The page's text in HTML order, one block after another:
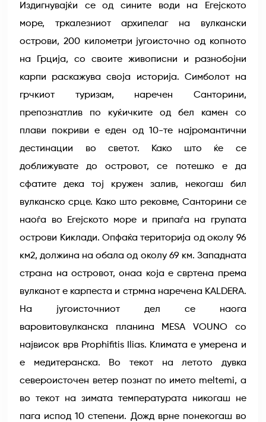
Издигнувајќи се од сините води на Егејското
море, тркалезниот архипелаг на вулкански
острови, 200 километри југоисточно од копното
на Грција, со своите живописни и разнобојни
карпи раскажува своја историја. Симболот на
грчкиот туризам, наречен Санторини,
препознатлив по куќичките од бел камен со
плави покриви е еден од 10-те најромантични
дестинации во светот. Како што ќе се
доближувате до островот, се потешко е да
сфатите дека тој кружен залив, некогаш бил
вулканско срце. Како што рековме, Санторини се
наоѓа во Егејското море и припаѓа на групата
острови Киклади. Опфаќа територија од околу 96
км2, должина на обала од околу 69 км. Западната
страна на островот, онаа која е свртена према
вулканот е карпеста и стрмна наречена KALDERA.
На југоисточниот дел се наога
варовитовулканска планина MESA VOUNO со
највисок врв Prophifitis Ilias. Климата е умерена и
е медитеранска. Во текот на летото дувка
североисточен ветер познат по името meltemi, а
во текот на зимата температурата никогаш не
пага испод 10 степени. Дожд врне понекогаш во